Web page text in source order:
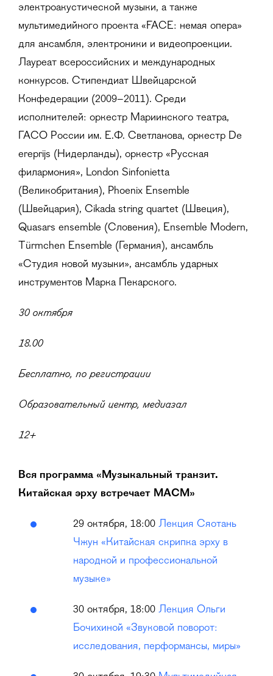
электроакустической музыки, а также
мультимедийного проекта «FACE: немая опера»
для ансамбля, электроники и видеопроекции.
Лауреат всероссийских и международных
конкурсов. Стипендиат Швейцарской
Конфедерации (2009–2011). Среди
исполнителей: оркестр Мариинского театра,
ГАСО России им. Е.Ф. Светланова, оркестр De
ereprijs (Нидерланды), оркестр «Русская
филармония», London Sinfonietta
(Великобритания), Phoenix Ensemble
(Швейцария), Cikada string quartet (Швеция),
Quasars ensemble (Словения), Ensemble Modern,
Türmchen Ensemble (Германия), ансамбль
«Студия новой музыки», ансамбль ударных
инструментов Марка Пекарского.
30 октября
18.00
Бесплатно, по регистрации
Образовательный центр, медиазал
12+
Вся программа «Музыкальный транзит.
Китайская эрху встречает МАСМ»
29 октября, 18:00 Лекция Сяотань
Чжун «Китайская скрипка эрху в
народной и профессиональной
музыке»
30 октября, 18:00 Лекция Ольги
Бочихиной «Звуковой поворот:
исследования, перформансы, миры»